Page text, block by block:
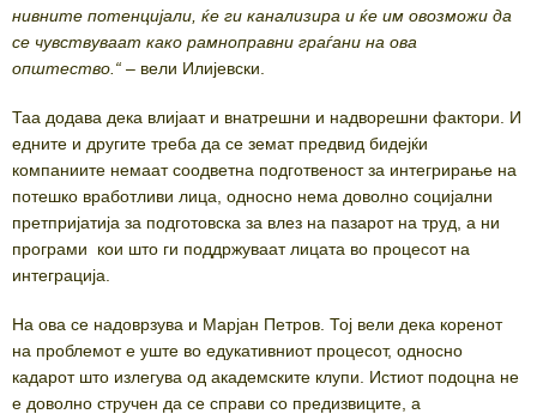
нивните потенцијали, ќе ги канализира и ќе им овозможи да
се чувствуваат како рамноправни граѓани на ова
општество.“ – вели Илијевски.
Таа додава дека влијаат и внатрешни и надворешни фактори. И
едните и другите треба да се земат предвид бидејќи
компаниите немаат соодветна подготвеност за интегрирање на
потешко вработливи лица, односно нема доволно социјални
претпријатија за подготовска за влез на пазарот на труд, а ни
програми кои што ги поддржуваат лицата во процесот на
интеграција.
На ова се надоврзува и Марјан Петров. Тој вели дека коренот
на проблемот е уште во едукативниот процесот, односно
кадарот што излегува од академските клупи. Истиот подоцна не
е доволно стручен да се справи со предизвиците, а